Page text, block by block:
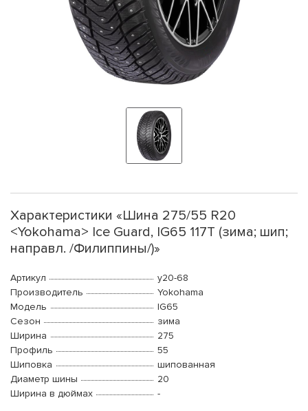
Характеристики «Шина 275/55 R20
<Yokohama> Ice Guard, IG65 117T (зима; шип;
направл. /Филиппины/)»
Артикул
y20-68
Производитель
Yokohama
Модель
IG65
Сезон
зима
Ширина
275
Профиль
55
Шиповка
шипованная
Диаметр шины
20
Ширина в дюймах
-